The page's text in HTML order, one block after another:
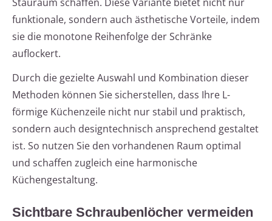
funktionale, sondern auch ästhetische Vorteile, indem
sie die monotone Reihenfolge der Schränke
auflockert.
Durch die gezielte Auswahl und Kombination dieser
Methoden können Sie sicherstellen, dass Ihre L-
förmige Küchenzeile nicht nur stabil und praktisch,
sondern auch designtechnisch ansprechend gestaltet
ist. So nutzen Sie den vorhandenen Raum optimal
und schaffen zugleich eine harmonische
Küchengestaltung.
Sichtbare Schraubenlöcher vermeiden